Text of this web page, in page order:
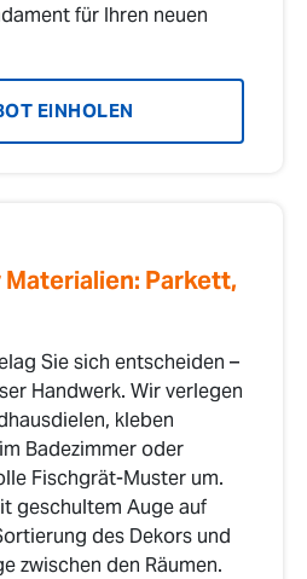
für Ihren neuen
EINHOLEN
Parkett,
Sie sich entscheiden –
Handwerk. Wir verlegen
kleben
Badezimmer oder
Fischgrät-Muster um.
geschultem Auge auf
des Dekors und
zwischen den Räumen.